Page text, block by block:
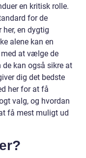
en kritisk rolle.
for de
her, en dygtig
alene kan en
at vælge de
de kan også sikre at
dig det bedste
her for at få
valg, og hvordan
få mest muligt ud